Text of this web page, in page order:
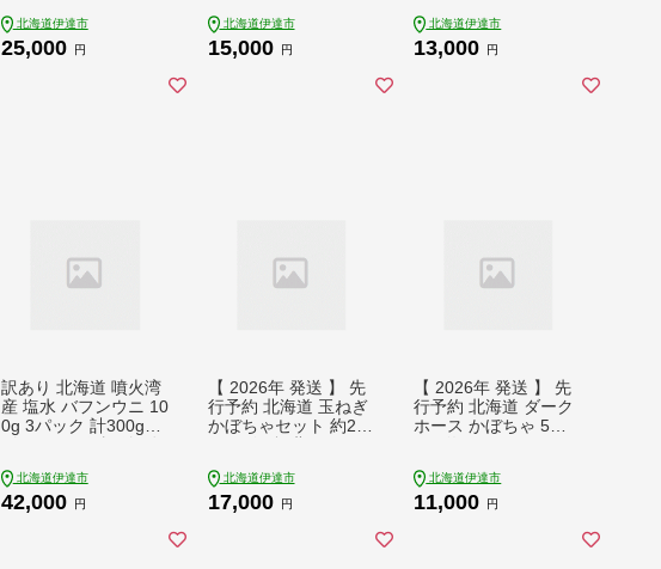
缶詰 国産 甘い 長期保
存 備蓄 常温 クレード
北海道伊達市
25,000 円
缶詰 国産 甘い 長期保
存 備蓄 常温 クレード
北海道伊達市
15,000 円
肉】特集 ミートソー
ス カレー 大矢 オオヤ
北海道伊達市
13,000 円
訳あり 北海道 噴火湾
産 塩水 バフンウニ 10
0g 3パック 計300g
海の幸 魚介類 ウニ丼
お寿司 濃厚 無添加 産
北海道伊達市
42,000 円
【 2026年 発送 】 先
行予約 北海道 玉ねぎ
かぼちゃセット 約20k
ギ たまねぎ 玉葱 玉ネ
ギ オニオン カボチャ
北海道伊達市
17,000 円
【 2026年 発送 】 先
行予約 北海道 ダーク
ホース かぼちゃ 5玉~
送 新鮮 採れたて 甘い
ホクホク 煮物 天ぷら
北海道伊達市
11,000 円